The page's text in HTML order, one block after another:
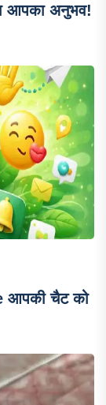
आपका अनुभव!
आपकी चैट को